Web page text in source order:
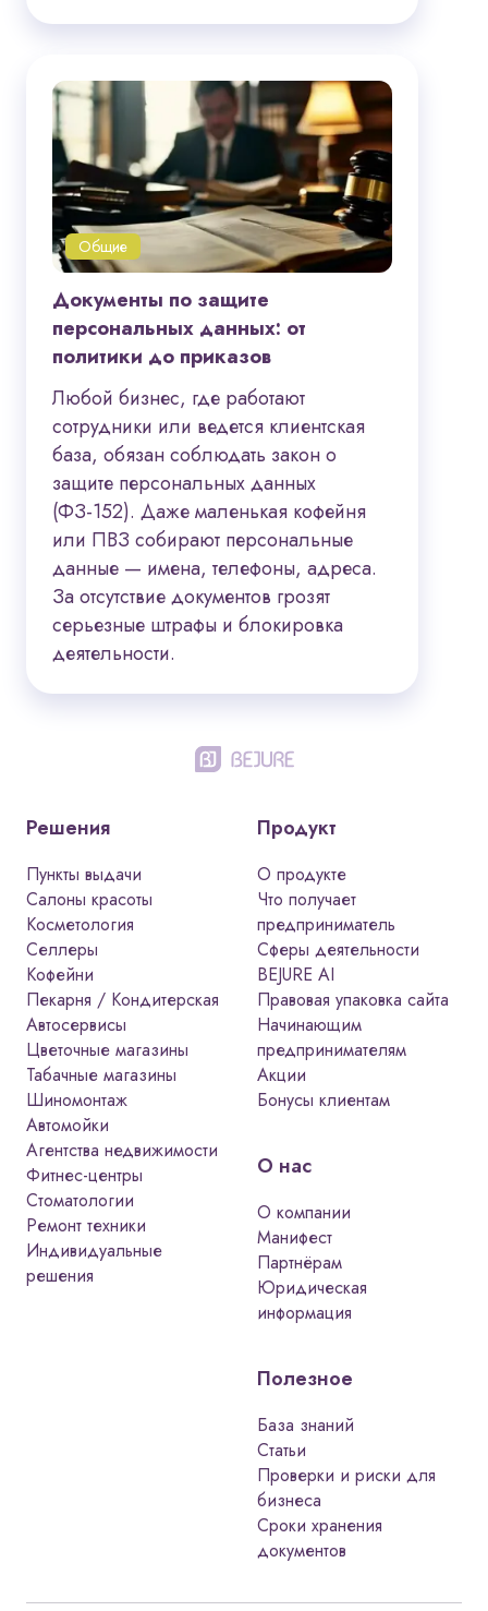
Общие
Документы по защите
персональных данных: от
политики до приказов
Любой бизнес, где работают
сотрудники или ведется клиентская
база, обязан соблюдать закон о
защите персональных данных
(ФЗ-152). Даже маленькая кофейня
или ПВЗ собирают персональные
данные — имена, телефоны, адреса.
За отсутствие документов грозят
серьезные штрафы и блокировка
деятельности.
Решения
Пункты выдачи
Салоны красоты
Косметология
Селлеры
Кофейни
Пекарня / Кондитерская
Автосервисы
Цветочные магазины
Табачные магазины
Шиномонтаж
Автомойки
Агентства недвижимости
Фитнес-центры
Стоматологии
Ремонт техники
Индивидуальные
решения
Продукт
О продукте
Что получает
предприниматель
Сферы деятельности
BEJURE AI
Правовая упаковка сайта
Начинающим
предпринимателям
Акции
Бонусы клиентам
О нас
О компании
Манифест
Партнёрам
Юридическая
информация
Полезное
База знаний
Статьи
Проверки и риски для
бизнеса
Сроки хранения
документов